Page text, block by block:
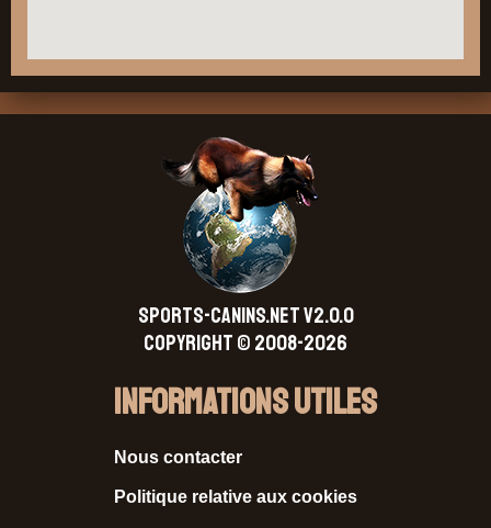
SPORTS-CANINS.NET V2.0.0
Copyright © 2008-2026
Informations Utiles
Nous contacter
Politique relative aux cookies